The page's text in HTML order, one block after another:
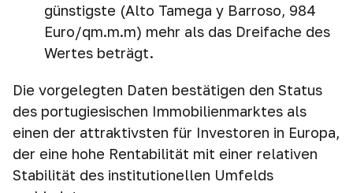
günstigste (Alto Tamega y Barroso, 984
Euro/qm.m.m) mehr als das Dreifache des
Wertes beträgt.
Die vorgelegten Daten bestätigen den Status
des portugiesischen Immobilienmarktes als
einen der attraktivsten für Investoren in Europa,
der eine hohe Rentabilität mit einer relativen
Stabilität des institutionellen Umfelds